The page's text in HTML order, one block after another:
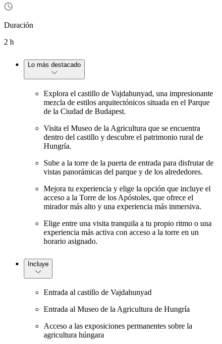
Duración
2 h
Lo más destacado
Explora el castillo de Vajdahunyad, una impresionante
mezcla de estilos arquitectónicos situada en el Parque
de la Ciudad de Budapest.
Visita el Museo de la Agricultura que se encuentra
dentro del castillo y descubre el patrimonio rural de
Hungría.
Sube a la torre de la puerta de entrada para disfrutar de
vistas panorámicas del parque y de los alrededores.
Mejora tu experiencia y elige la opción que incluye el
acceso a la Torre de los Apóstoles, que ofrece el
mirador más alto y una experiencia más inmersiva.
Elige entre una visita tranquila a tu propio ritmo o una
experiencia más activa con acceso a la torre en un
horario asignado.
Incluye
Entrada al castillo de Vajdahunyad
Entrada al Museo de la Agricultura de Hungría
Acceso a las exposiciones permanentes sobre la
agricultura húngara